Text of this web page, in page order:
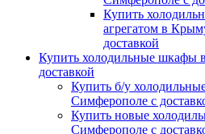
Купить
агрегатом в
доставкой
Купить холодильные шкафы
доставкой
Купить б/у
Симферополе с
Купить новые
Симферополе с